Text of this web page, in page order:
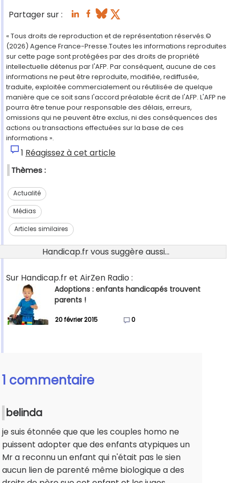
Partager sur :
« Tous droits de reproduction et de représentation réservés.©
(2026) Agence France-Presse.Toutes les informations reproduites
sur cette page sont protégées par des droits de propriété
intellectuelle détenus par l'AFP. Par conséquent, aucune de ces
informations ne peut être reproduite, modifiée, rediffusée,
traduite, exploitée commercialement ou réutilisée de quelque
manière que ce soit sans l'accord préalable écrit de l'AFP. L'AFP ne
pourra être tenue pour responsable des délais, erreurs,
omissions qui ne peuvent être exclus, ni des conséquences des
actions ou transactions effectuées sur la base de ces
informations ».
1 Réagissez à cet article
Thèmes :
Actualité
Médias
Articles similaires
Handicap.fr vous suggère aussi...
Sur Handicap.fr et AirZen Radio :
Adoptions : enfants handicapés trouvent
parents !
20 février 2015 0
1 commentaire
belinda
je suis étonnée que que les couples homo ne
puissent adopter que des enfants atypiques un
Mr a reconnu un enfant qui n'était pas le sien
aucun lien de parenté même biologique a des